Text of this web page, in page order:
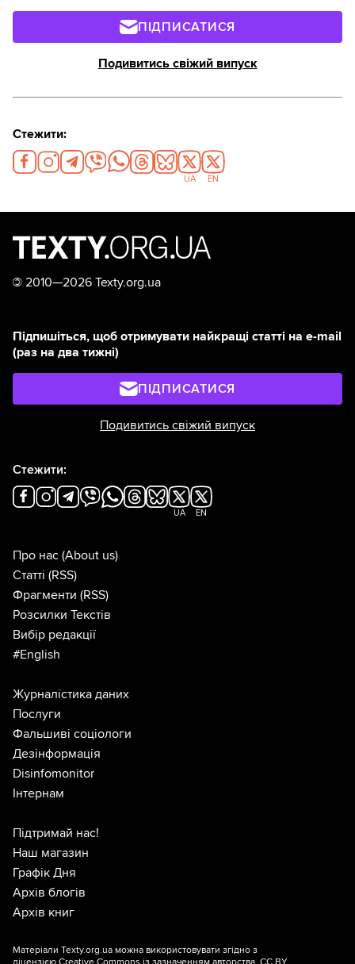
ПІДПИСАТИСЯ
Подивитись свіжий випуск
Стежити:
UA EN
© 2010—2026 Texty.org.ua
Підпишіться, щоб отримувати найкращі статті на e-mail
(раз на два тижні)
ПІДПИСАТИСЯ
Подивитись свіжий випуск
Стежити:
UA EN
Про нас (About us)
Статті (RSS)
Фрагменти (RSS)
Розсилки Текстів
Вибір редакції
#English
Журналістика даних
Послуги
Фальшиві соціологи
Дезінформація
Disinfomonitor
Інтернам
Підтримай нас!
Наш магазин
Графік Дня
Архів блогів
Архів книг
Матеріали Texty.org.ua можна використовувати згідно з